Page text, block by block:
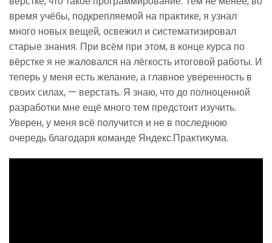
время учёбы, подкрепляемой на практике, я узнал
много новых вещей, освежил и систематизировал
старые знания. При всём при этом, в конце курса по
вёрстке я не жаловался на лёгкость итоговой работы. И
теперь у меня есть желание, а главное уверенность в
своих силах, — верстать. Я знаю, что до полноценной
разработки мне ещё много тем предстоит изучить.
Уверен, у меня всё получится и не в последнюю
очередь благодаря команде Яндекс.Практикума.